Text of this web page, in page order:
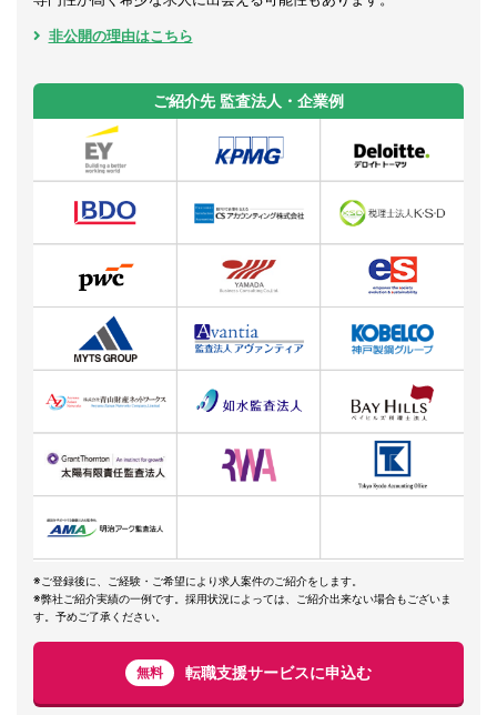
非公開の理由はこちら
ご紹介先 監査法人・企業例
※ご登録後に、ご経験・ご希望により求人案件のご紹介をします。
※弊社ご紹介実績の一例です。採用状況によっては、ご紹介出来ない場合もございま
す。予めご了承ください。
無料 転職支援サービスに申込む